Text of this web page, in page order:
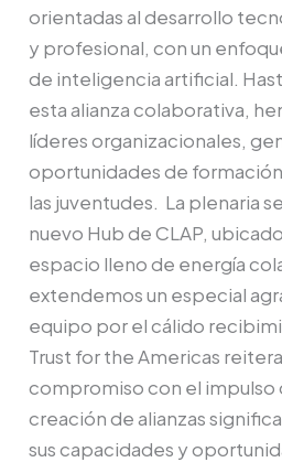
orientadas al desarrollo
y profesional, con un
de inteligencia artificial.
esta alianza colaborativa,
líderes organizacionales,
oportunidades de
las juventudes. La plenaria
nuevo Hub de CLAP,
espacio lleno de energía
extendemos un especial
equipo por el cálido
Trust for the Americas
compromiso con el impulso
creación de alianzas
sus capacidades y